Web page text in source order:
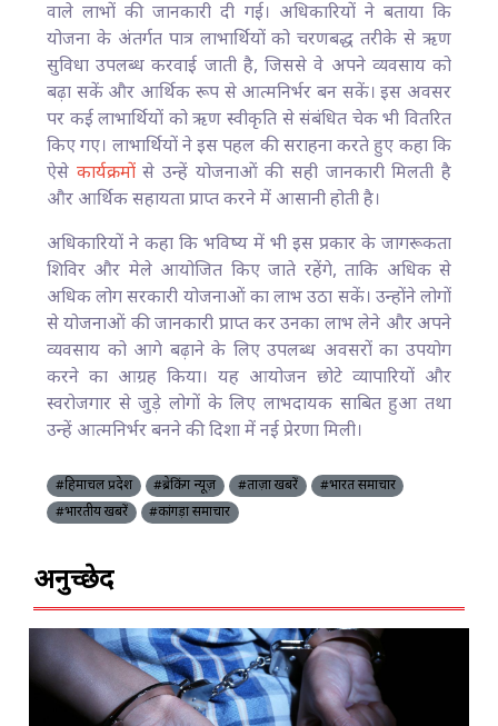
वाले लाभों की जानकारी दी गई। अधिकारियों ने बताया कि
योजना के अंतर्गत पात्र लाभार्थियों को चरणबद्ध तरीके से ऋण
सुविधा उपलब्ध करवाई जाती है, जिससे वे अपने व्यवसाय को
बढ़ा सकें और आर्थिक रूप से आत्मनिर्भर बन सकें। इस अवसर
पर कई लाभार्थियों को ऋण स्वीकृति से संबंधित चेक भी वितरित
किए गए। लाभार्थियों ने इस पहल की सराहना करते हुए कहा कि
ऐसे कार्यक्रमोंसे उन्हें योजनाओं की सही जानकारी मिलती है
और आर्थिक सहायता प्राप्त करने में आसानी होती है।
अधिकारियों ने कहा कि भविष्य में भी इस प्रकार के जागरूकता
शिविर और मेले आयोजित किए जाते रहेंगे, ताकि अधिक से
अधिक लोग सरकारी योजनाओं का लाभ उठा सकें। उन्होंने लोगों
से योजनाओं की जानकारी प्राप्त कर उनका लाभ लेने और अपने
व्यवसाय को आगे बढ़ाने के लिए उपलब्ध अवसरों का उपयोग
करने का आग्रह किया। यह आयोजन छोटे व्यापारियों और
स्वरोजगार से जुड़े लोगों के लिए लाभदायक साबित हुआ तथा
उन्हें आत्मनिर्भर बनने की दिशा में नई प्रेरणा मिली।
#हिमाचल प्रदेश #ब्रेकिंग न्यूज़ #ताज़ा खबरें
#भारत समाचार
#भारतीय खबरें
#कांगड़ा समाचार
अनुच्छेद